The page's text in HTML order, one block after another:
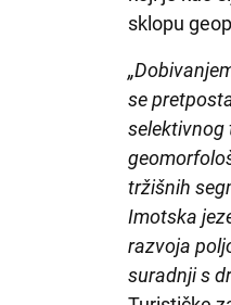
sklopu
se
selektivnog
tržišnih
Imotska
razvoja
suradnji s